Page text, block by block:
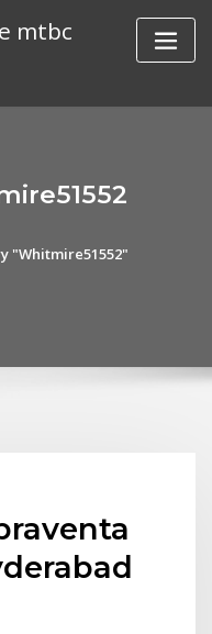
mtbc
"Whitmire51552"